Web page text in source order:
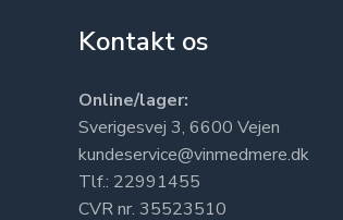
Kontakt os
Online/lager:
Sverigesvej 3, 6600 Vejen
kundeservice@vinmedmere.dk
Tlf.: 22991455
CVR nr. 35523510